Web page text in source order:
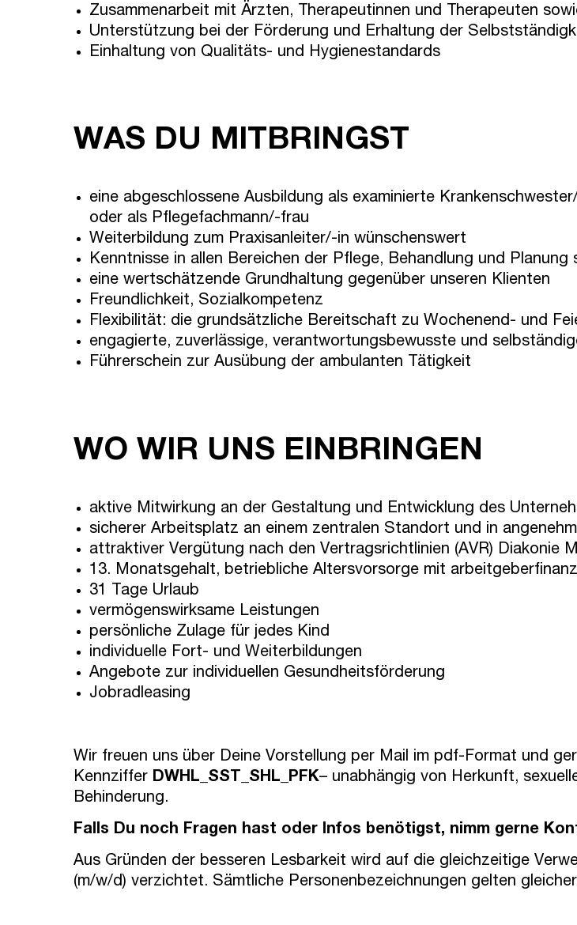
Zusammenarbeit mit Ärzten, Therapeutinnen und Therapeuten
Unterstützung bei der Förderung und Erhaltung der
Einhaltung von Qualitäts- und Hygienestandards
WAS DU MITBRINGST
eine abgeschlossene Ausbildung als examinierte
oder als Pflegefachmann/-frau
Weiterbildung zum Praxisanleiter/-in wünschenswert
Kenntnisse in allen Bereichen der Pflege, Behandlung und Planung
eine wertschätzende Grundhaltung gegenüber unseren Klienten
Freundlichkeit, Sozialkompetenz
Flexibilität: die grundsätzliche Bereitschaft zu Wochenend- und
engagierte, zuverlässige, verantwortungsbewusste und
Führerschein zur Ausübung der ambulanten Tätigkeit
WO WIR UNS EINBRINGEN
aktive Mitwirkung an der Gestaltung und Entwicklung des
sicherer Arbeitsplatz an einem zentralen Standort und in
attraktiver Vergütung nach den Vertragsrichtlinien (AVR) Diakonie
13. Monatsgehalt, betriebliche Altersvorsorge mit
31 Tage Urlaub
vermögenswirksame Leistungen
persönliche Zulage für jedes Kind
individuelle Fort- und Weiterbildungen
Angebote zur individuellen Gesundheitsförderung
Jobradleasing
Wir freuen uns über Deine Vorstellung per Mail im pdf-Format und
Kennziffer DWHL_SST_SHL_PFK– unabhängig von Herkunft,
Behinderung.
Falls Du noch Fragen hast oder Infos benötigst, nimm gerne
Aus Gründen der besseren Lesbarkeit wird auf die gleichzeitige
(m/w/d) verzichtet. Sämtliche Personenbezeichnungen gelten